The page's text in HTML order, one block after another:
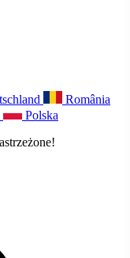
România
Polska